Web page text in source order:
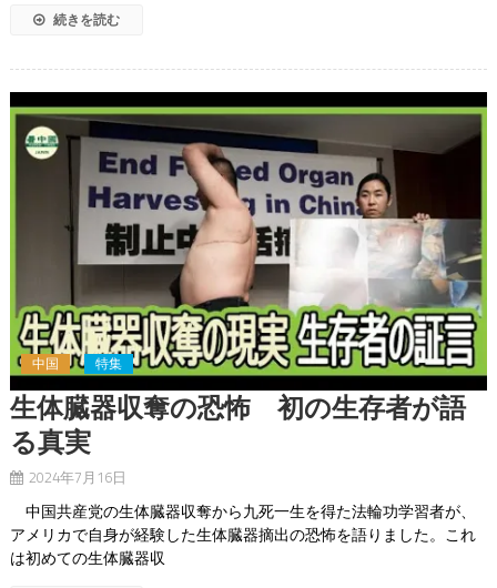
続きを読む
中国 特集
生体臓器収奪の恐怖 初の生存者が語
る真実
2024年7月16日
中国共産党の生体臓器収奪から九死一生を得た法輪功学習者が、
アメリカで自身が経験した生体臓器摘出の恐怖を語りました。これ
は初めての生体臓器収